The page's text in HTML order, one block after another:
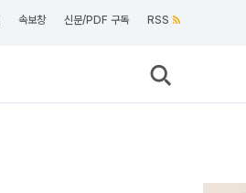
속보창 신문/PDF 구독 RSS